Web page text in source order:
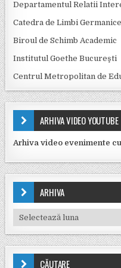
Departamentul Relatii
Catedra de Limbi Germanice
Biroul de Schimb Academic
Institutul Goethe Bucureşti
Centrul Metropolitan de
ARHIVA VIDEO YOUTUBE
Arhiva video evenimente
ARHIVA
Arhiva
CĂUTARE